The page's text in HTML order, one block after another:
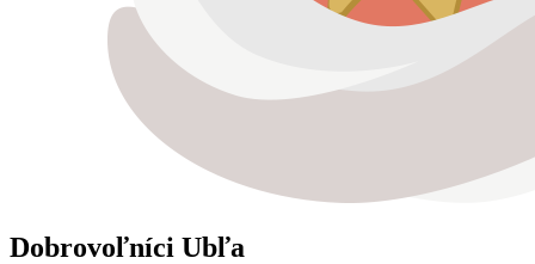
Dobrovoľníci Ubľa